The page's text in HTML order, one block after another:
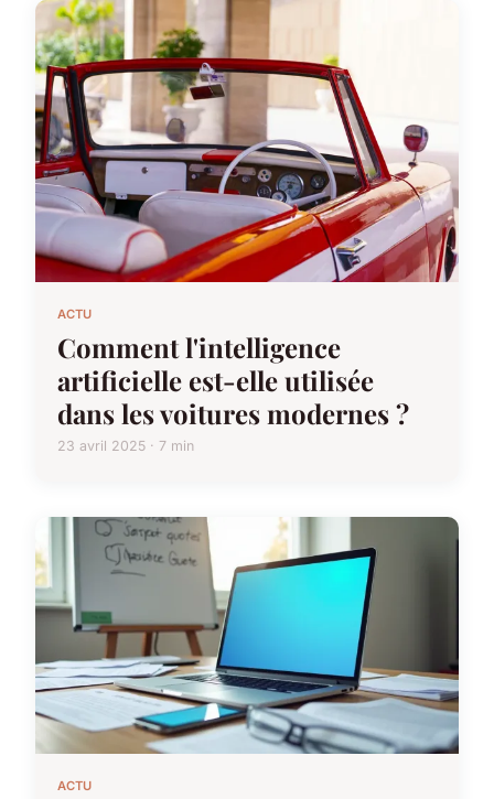
ACTU
Comment l'intelligence
artificielle est-elle utilisée
dans les voitures modernes ?
23 avril 2025 · 7 min
ACTU